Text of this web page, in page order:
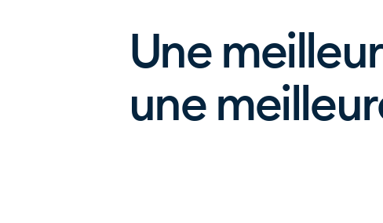
Une
une